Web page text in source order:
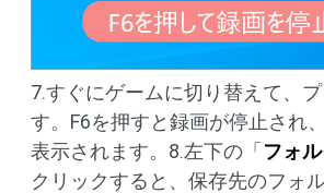
7.すぐにゲームに切り替えて、
す。F6を押すと録画が停止され
表示されます。8.左下の「 フォ
クリックすると、保存先のフォ